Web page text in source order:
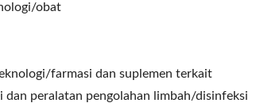
obat
farmasi dan suplemen terkait
dan peralatan pengolahan limbah/disinfeksi